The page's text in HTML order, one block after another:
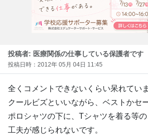
投稿者: 医療関係の仕事している保護者です
投稿日時：2012年 05月 04日 11:45
全くコメントできないくらい呆れていま
クールビズといいながら、ベストかセ
ポロシャツの下に、Tシャツを着る等の
工夫が感じられないです。